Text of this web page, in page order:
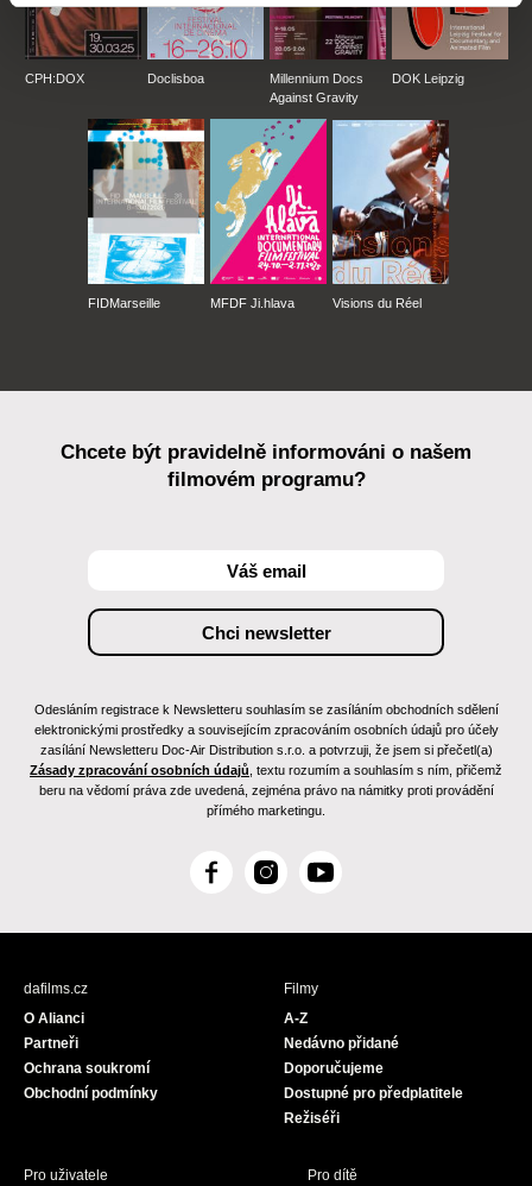
CPH:DOX Doclisboa
Millennium Docs
Against Gravity
DOK Leipzig
FIDMarseille MFDF Ji.hlava Visions du Réel
Chcete být pravidelně informováni o našem
filmovém programu?
Odesláním registrace k Newsletteru souhlasím se zasíláním obchodních sdělení
elektronickými prostředky a souvisejícím zpracováním osobních údajů pro účely
zasílání Newsletteru Doc-Air Distribution s.r.o. a potvrzuji, že jsem si přečetl(a)
Zásady zpracování osobních údajů , textu rozumím a souhlasím s ním, přičemž
beru na vědomí práva zde uvedená, zejména právo na námitky proti provádění
přímého marketingu.
F
c
I
s
Y
u
dafilms.cz
O Alianci
Partneři
Ochrana soukromí
Obchodní podmínky
Filmy
A-Z
Nedávno přidané
Doporučujeme
Dostupné pro předplatitele
Režiséři
Pro uživatele
Pro dítě